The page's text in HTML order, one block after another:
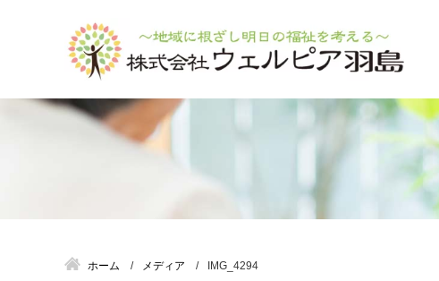
ホーム メディア IMG_4294